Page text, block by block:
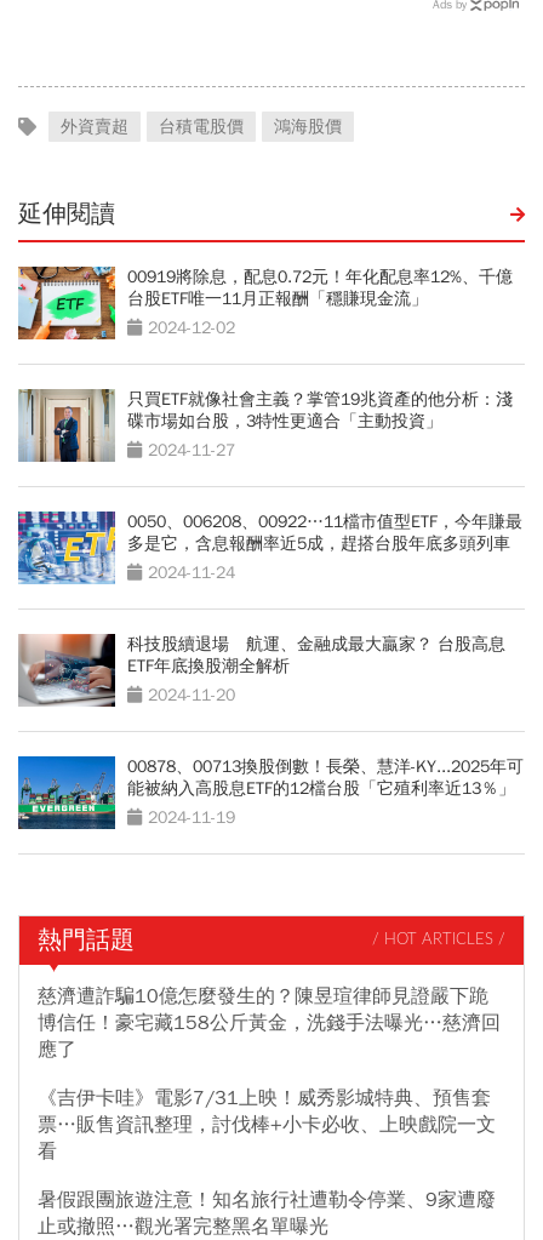
Ads by
外資賣超 台積電股價 鴻海股價
延伸閱讀
00919將除息，配息0.72元！年化配息率12%、千億
台股ETF唯一11月正報酬「穩賺現金流」
2024-12-02
只買ETF就像社會主義？掌管19兆資產的他分析：淺
碟市場如台股，3特性更適合「主動投資」
2024-11-27
0050、006208、00922…11檔市值型ETF，今年賺最
多是它，含息報酬率近5成，趕搭台股年底多頭列車
2024-11-24
科技股續退場 航運、金融成最大贏家？ 台股高息
ETF年底換股潮全解析
2024-11-20
00878、00713換股倒數！長榮、慧洋-KY...2025年可
能被納入高股息ETF的12檔台股「它殖利率近13％」
2024-11-19
熱門話題 / HOT ARTICLES /
慈濟遭詐騙10億怎麼發生的？陳昱瑄律師見證嚴下跪
博信任！豪宅藏158公斤黃金，洗錢手法曝光…慈濟回
應了
《吉伊卡哇》電影7/31上映！威秀影城特典、預售套
票…販售資訊整理，討伐棒+小卡必收、上映戲院一文
看
暑假跟團旅遊注意！知名旅行社遭勒令停業、9家遭廢
止或撤照…觀光署完整黑名單曝光